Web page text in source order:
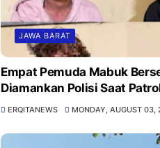
JAWA BARAT
Empat Pemuda Mabuk
Diamankan Polisi Saat
ERQITANEWS MONDAY, AUGUST 03,